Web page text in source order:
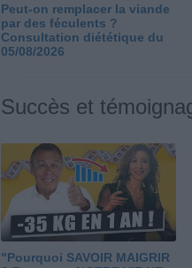
Peut-on remplacer la viande
par des féculents ?
Consultation diététique du
05/08/2026
Succès et
"Pourquoi SAVOIR MAIGRIR